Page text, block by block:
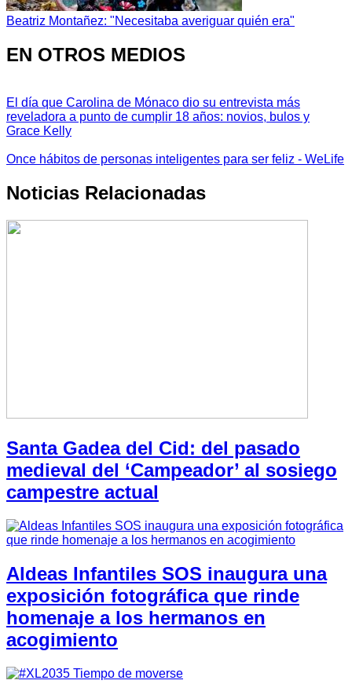
Beatriz Montañez: "Necesitaba averiguar quién era"
EN OTROS MEDIOS
El día que Carolina de Mónaco dio su entrevista más
reveladora a punto de cumplir 18 años: novios, bulos y
Grace Kelly
Once hábitos de personas inteligentes para ser feliz - WeLife
Noticias Relacionadas
Santa Gadea del Cid: del pasado
medieval del ‘Campeador’ al sosiego
campestre actual
Aldeas Infantiles SOS inaugura una
exposición fotográfica que rinde
homenaje a los hermanos en
acogimiento